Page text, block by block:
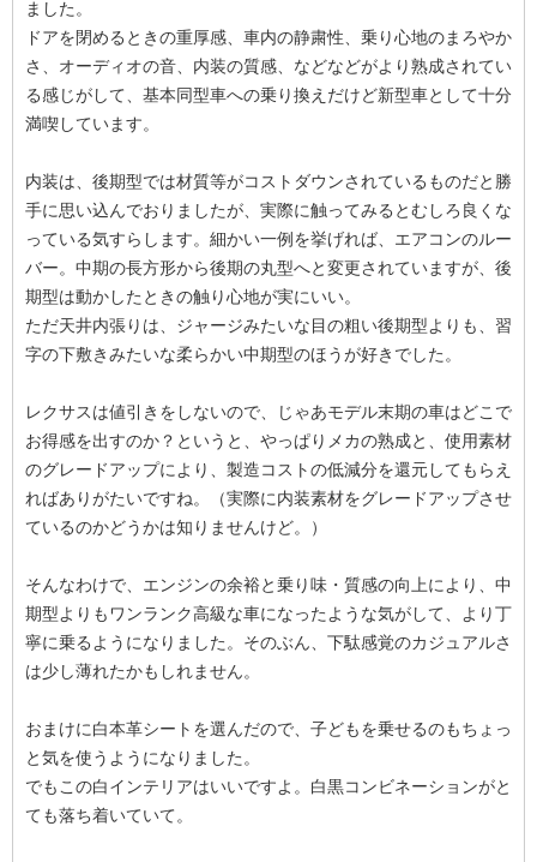
ました。
ドアを閉めるときの重厚感、車内の静粛性、乗り心地のまろやか
さ、オーディオの音、内装の質感、などなどがより熟成されてい
る感じがして、基本同型車への乗り換えだけど新型車として十分
満喫しています。
内装は、後期型では材質等がコストダウンされているものだと勝
手に思い込んでおりましたが、実際に触ってみるとむしろ良くな
っている気すらします。細かい一例を挙げれば、エアコンのルー
バー。中期の長方形から後期の丸型へと変更されていますが、後
期型は動かしたときの触り心地が実にいい。
ただ天井内張りは、ジャージみたいな目の粗い後期型よりも、習
字の下敷きみたいな柔らかい中期型のほうが好きでした。
レクサスは値引きをしないので、じゃあモデル末期の車はどこで
お得感を出すのか？というと、やっぱりメカの熟成と、使用素材
のグレードアップにより、製造コストの低減分を還元してもらえ
ればありがたいですね。（実際に内装素材をグレードアップさせ
ているのかどうかは知りませんけど。）
そんなわけで、エンジンの余裕と乗り味・質感の向上により、中
期型よりもワンランク高級な車になったような気がして、より丁
寧に乗るようになりました。そのぶん、下駄感覚のカジュアルさ
は少し薄れたかもしれません。
おまけに白本革シートを選んだので、子どもを乗せるのもちょっ
と気を使うようになりました。
でもこの白インテリアはいいですよ。白黒コンビネーションがと
ても落ち着いていて。